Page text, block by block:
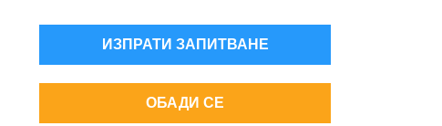
ИЗПРАТИ ЗАПИТВАНЕ
ОБАДИ СЕ